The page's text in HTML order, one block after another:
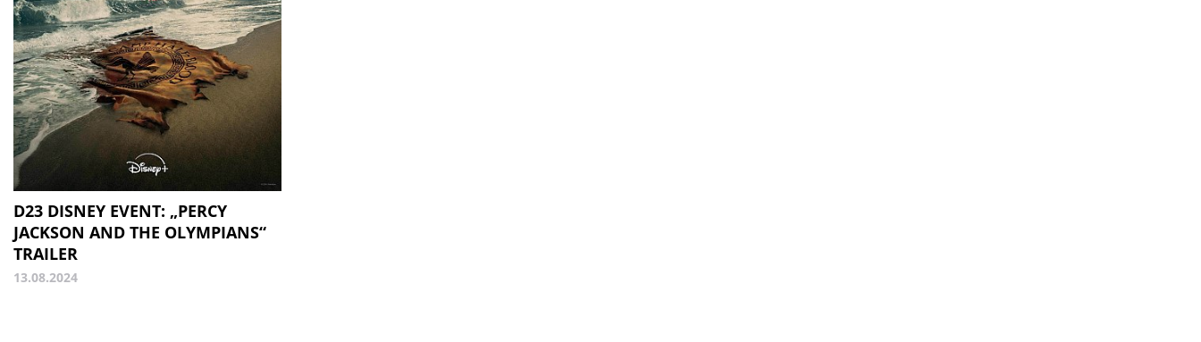
D23 DISNEY EVENT: „PERCY
JACKSON AND THE OLYMPIANS“
TRAILER
13.08.2024